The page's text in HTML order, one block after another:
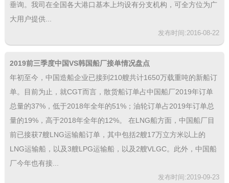
垂询。我司在全国各大港口基本上均设有分支机构，可全方位为广
大用户提供...
发布时间:2016-08-22
2019前三季度中国VS韩国船厂接单情况盘点
年初至今，中国造船企业已接到210艘共计1650万载重吨的新船订
单。目前为止，就CGT而言，散货船订单占中国船厂2019年订单
总量的37%，低于2018年全年的51%；油轮订单占2019年订单总
量的19%，高于2018年全年的12%。 在LNG船方面，中国船厂目
前已接获7艘LNG运输船订单，其中包括2艘17万立方米以上的
LNG运输船，以及3艘LPG运输船，以及2艘VLGC。此外，中国船
厂今年也有接...
发布时间:2019-09-23